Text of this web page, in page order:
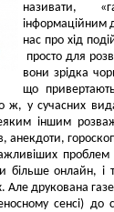
називати,
інформаційним
нас про хід
просто для
вони зрідка
що
ж, у сучасних
іншим
анекдоти,
проблем
більше онлайн,
Але друкована
сенсі) до